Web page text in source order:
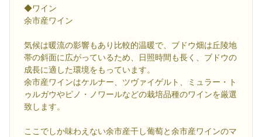
◆ワイン
余市産ワイン
気候は暖流の影響もあり比較的温暖で、ブドウ畑は丘陵地
帯の斜面に広がっているため、日照時間も長く、ブドウの
成長に適した環境をもっています。
余市産ワインはケルナー、ツヴァイゲルト、ミュラー・ト
ゥルガウやピノ・ノワールなどの栽培品種のワインを厳選
致します。
ここでしか味わえない余市産干し葡萄と余市産ワインのマ